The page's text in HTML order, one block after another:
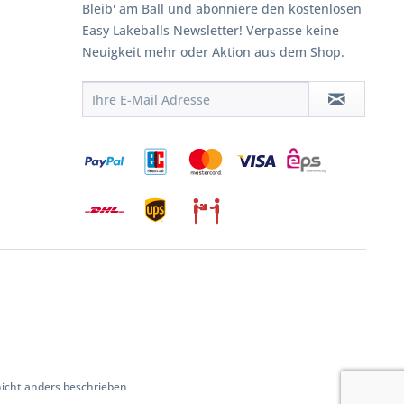
Bleib' am Ball und abonniere den kostenlosen
Easy Lakeballs Newsletter! Verpasse keine
Neuigkeit mehr oder Aktion aus dem Shop.
anders beschrieben